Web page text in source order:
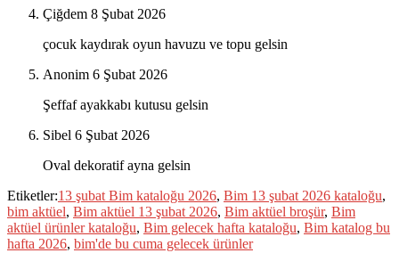
Çiğdem 8 Şubat 2026
çocuk kaydırak oyun havuzu ve topu gelsin
Anonim 6 Şubat 2026
Şeffaf ayakkabı kutusu gelsin
Sibel 6 Şubat 2026
Oval dekoratif ayna gelsin
Etiketler:13 şubat Bim kataloğu 2026, Bim 13 şubat 2026 kataloğu,
bim aktüel, Bim aktüel 13 şubat 2026, Bim aktüel broşür, Bim
aktüel ürünler kataloğu, Bim gelecek hafta kataloğu, Bim katalog bu
hafta 2026, bim'de bu cuma gelecek ürünler